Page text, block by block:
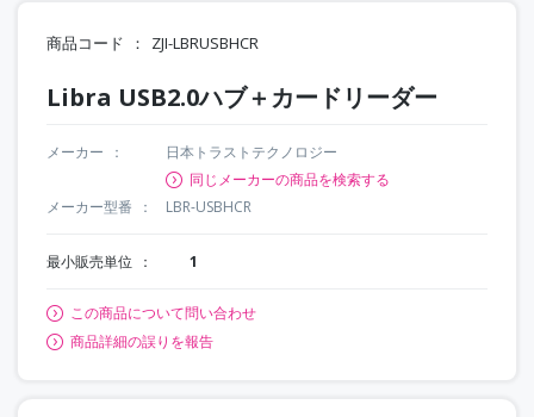
商品コード ZJI-LBRUSBHCR
Libra USB2.0ハブ＋カードリーダー
メーカー
日本トラストテクノロジー
同じメーカーの商品を検索する
メーカー型番
LBR-USBHCR
最小販売単位 1
この商品について問い合わせ
商品詳細の誤りを報告